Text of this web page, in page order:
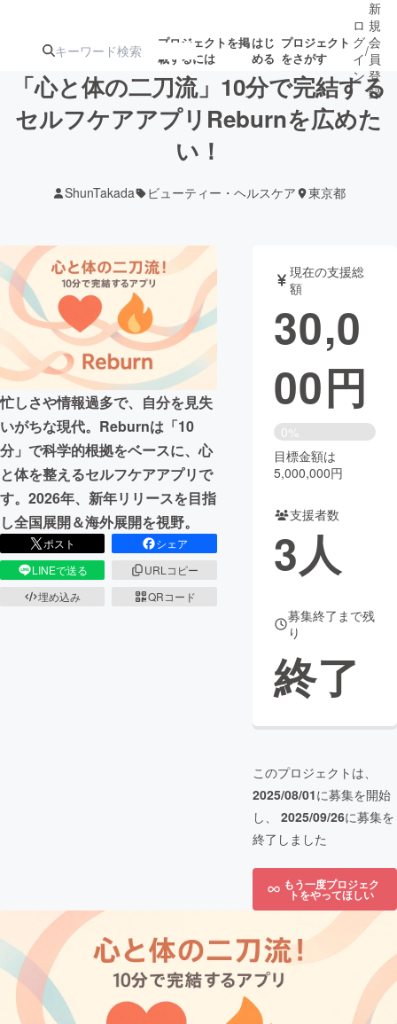
プロジェクトを掲
載するには
はじ
める
プロジェクト
をさがす
注目の新着プロ
テクノロジー・ガジェット
映像・映画 書籍・雑誌
ビジネス・起業 チャレンジ
まちづくり・地域活性化
CAMPFIRE for Social Good
CAMPFIRE Creation
CAMPFIREふるさと納税
コミュニティ
ロ
グ
イ
ン
/
新
規
会
員
登
録
「心と体の二刀流」10分で完結する
セルフケアアプリReburnを広めた
い！
ShunTakada ビューティー・ヘルスケア 東京都
忙しさや情報過多で、自分を見失
いがちな現代。Reburnは「10
分」で科学的根拠をベースに、心
と体を整えるセルフケアアプリで
す。2026年、新年リリースを目指
し全国展開＆海外展開を視野。
ポスト
シェア
LINEで送る
URLコピー
埋め込み
QRコード
現在の支援総
額
30,0
00円
0%
目標金額は
5,000,000円
支援者数
3人
募集終了まで残
り
終了
このプロジェクトは、
2025/08/01に募集を開始
し、 2025/09/26に募集を
終了しました
もう一度プロジェク
トをやってほしい